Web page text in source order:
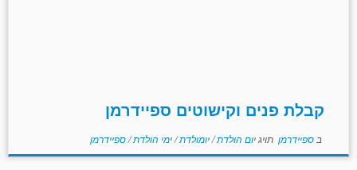
קבלת פנים וקישוטים ספיידרמן
ב ספיידרמן תויגיום הולדת/יומולדת/ימי הולדת/ספיידרמן